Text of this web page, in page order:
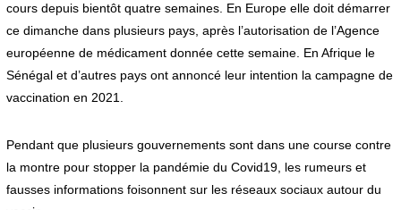
2
0
cours depuis bientôt quatre semaines. En Europe elle doit démarrer
ce dimanche dans plusieurs pays, après l’autorisation de l’Agence
européenne de médicament donnée cette semaine. En Afrique le
Sénégal et d’autres pays ont annoncé leur intention la campagne de
vaccination en 2021.
Pendant que plusieurs gouvernements sont dans une course contre
la montre pour stopper la pandémie du Covid19, les rumeurs et
fausses informations foisonnent sur les réseaux sociaux autour du